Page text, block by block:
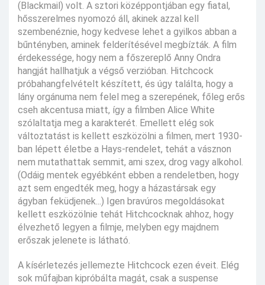
(Blackmail) volt. A sztori középpontjában egy fiatal,
hősszerelmes nyomozó áll, akinek azzal kell
szembenéznie, hogy kedvese lehet a gyilkos abban a
bűntényben, aminek felderítésével megbízták. A film
érdekessége, hogy nem a főszereplő Anny Ondra
hangját hallhatjuk a végső verzióban. Hitchcock
próbahangfelvételt készített, és úgy találta, hogy a
lány orgánuma nem felel meg a szerepének, főleg erős
cseh akcentusa miatt, így a filmben Alice White
szólaltatja meg a karakterét. Emellett elég sok
változtatást is kellett eszközölni a filmen, mert 1930-
ban lépett életbe a Hays-rendelet, tehát a vásznon
nem mutathattak semmit, ami szex, drog vagy alkohol.
(Odáig mentek egyébként ebben a rendeletben, hogy
azt sem engedték meg, hogy a házastársak egy
ágyban feküdjenek...) Igen bravúros megoldásokat
kellett eszközölnie tehát Hitchcocknak ahhoz, hogy
élvezhető legyen a filmje, melyben egy majdnem
erőszak jelenete is látható.
A kísérletezés jellemezte Hitchcock ezen éveit. Elég
sok műfajban kipróbálta magát, csak a suspense